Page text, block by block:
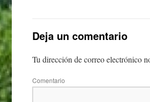
Deja un comentario
Tu dirección de correo electrónico
Comentario